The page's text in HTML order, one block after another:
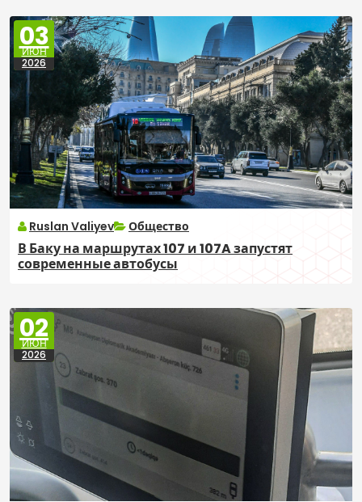
03
ИЮН
2026
Ruslan Valiyev Общество
В Баку на маршрутах 107 и 107A запустят
современные автобусы
02
ИЮН
2026